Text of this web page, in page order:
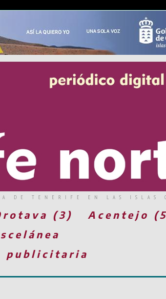
DE TENERIFE EN LAS ISLAS
(3)
Acentejo
publicitaria